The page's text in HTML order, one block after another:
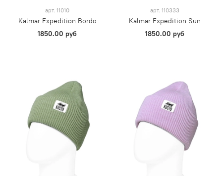
арт. 11010
Kalmar Expedition Bordo
1850.00 руб
арт. 110333
Kalmar Expedition Sun
1850.00 руб